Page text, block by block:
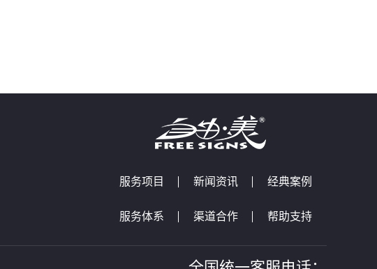
服务项目 新闻资讯 经典案例
服务体系 渠道合作 帮助支持